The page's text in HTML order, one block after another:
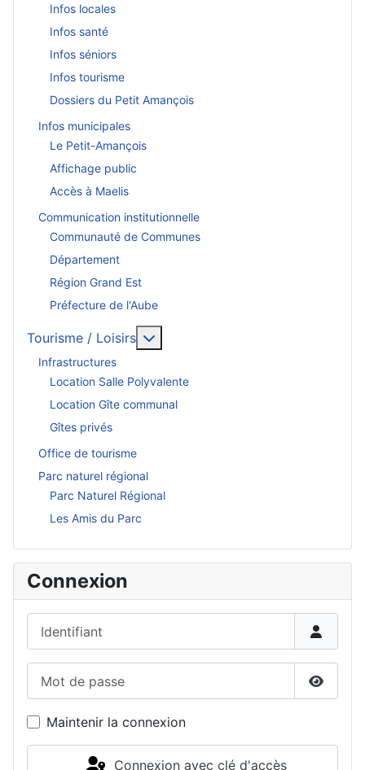
Infos locales
Infos santé
Infos séniors
Infos tourisme
Dossiers du Petit Amançois
Infos municipales
Le Petit-Amançois
Affichage public
Accès à Maelis
Communication institutionnelle
Communauté de Communes
Département
Région Grand Est
Préfecture de l'Aube
Tourisme / Loisirs
Infrastructures
Location Salle Polyvalente
Location Gîte communal
Gîtes privés
Office de tourisme
Parc naturel régional
Parc Naturel Régional
Les Amis du Parc
Connexion
Maintenir la connexion
Connexion avec clé d'accès